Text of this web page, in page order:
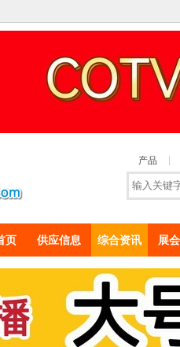
产品
页 供应信息 综合资讯 展